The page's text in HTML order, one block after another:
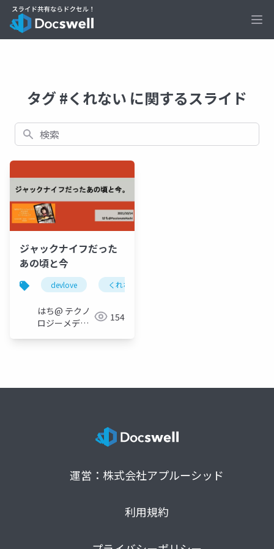
タグ #くれない に関するスライド
検索
ジャックナイフだった
あの頃と今
devlove くれない
はち@ テクノ
ロジーメディ
154
運営：株式会社アプルーシッド
利用規約